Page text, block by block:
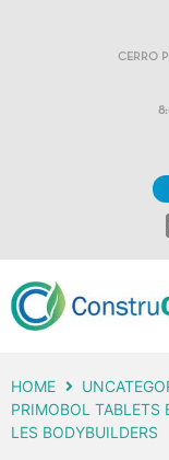
CERRO
HOME
PRIMOBOL TABLETS
LES BODYBUILDERS